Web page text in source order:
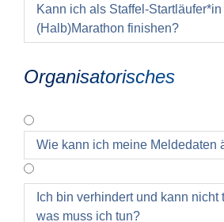
Kann ich als Staffel-Startläufer*in
(Halb)Marathon finishen?
Organisatorisches
Wie kann ich meine Meldedaten
Ich bin verhindert und kann nicht
was muss ich tun?